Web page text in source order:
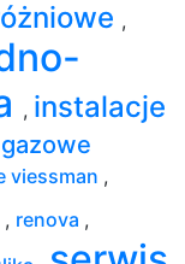
,
, instalacje
viessman ,
, renova ,